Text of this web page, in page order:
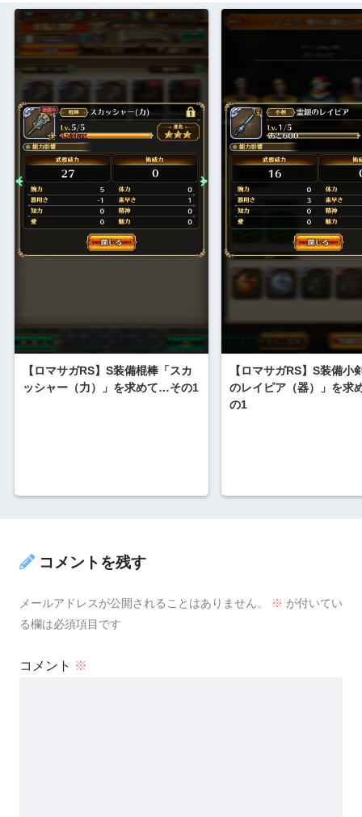
【ロマサガRS】S装備棍棒「スカ
ッシャー（力）」を求めて…その1
【ロマサガRS】S装備小
のレイピア（器）」を求
の1
コメントを残す
メールアドレスが公開されることはありません。 ※ が付いてい
る欄は必須項目です
コメント ※